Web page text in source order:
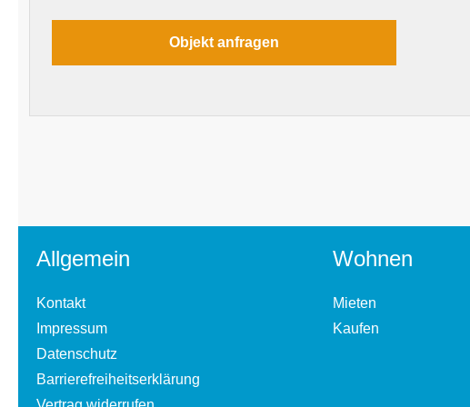
Allgemein
Kontakt
Impressum
Datenschutz
Barrierefreiheitserklärung
Wohnen
Mieten
Kaufen